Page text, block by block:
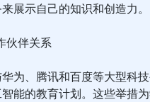
展示自己的知识和创造力。
伙伴关系
为、腾讯和百度等大型科
能的教育计划。这些举措